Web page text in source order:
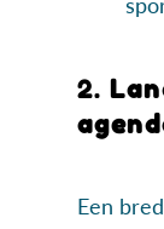
2.
Een